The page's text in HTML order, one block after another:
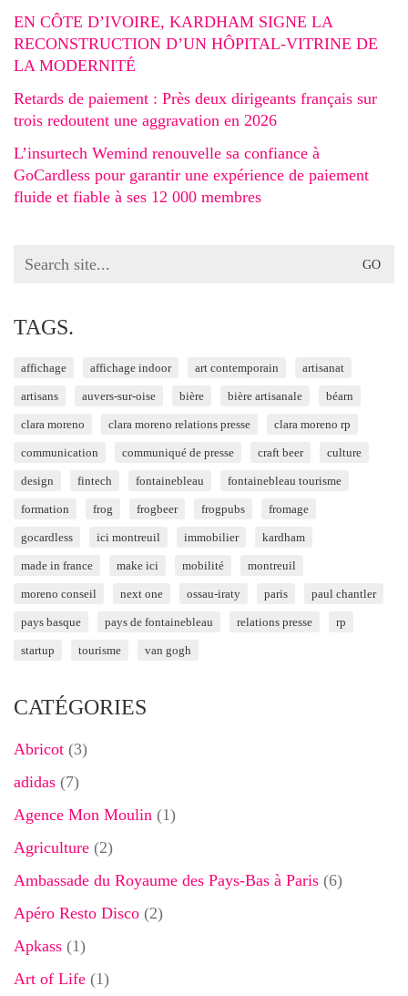
EN CÔTE D’IVOIRE, KARDHAM SIGNE LA
RECONSTRUCTION D’UN HÔPITAL-VITRINE DE
LA MODERNITÉ
Retards de paiement : Près deux dirigeants français sur
trois redoutent une aggravation en 2026
L’insurtech Wemind renouvelle sa confiance à
GoCardless pour garantir une expérience de paiement
fluide et fiable à ses 12 000 membres
Search
TAGS.
affichage affichage indoor art contemporain artisanat
artisans auvers-sur-oise bière bière artisanale béarn
clara moreno clara moreno relations presse clara moreno rp
communication communiqué de presse craft beer culture
design fintech fontainebleau fontainebleau tourisme
formation frog frogbeer frogpubs fromage
gocardless ici montreuil immobilier kardham
made in france make ici mobilité montreuil
moreno conseil next one ossau-iraty paris paul chantler
pays basque pays de fontainebleau relations presse rp
startup tourisme van gogh
CATÉGORIES
Abricot (3)
adidas (7)
Agence Mon Moulin (1)
Agriculture (2)
Ambassade du Royaume des Pays-Bas à Paris (6)
Apéro Resto Disco (2)
Apkass (1)
Art of Life (1)